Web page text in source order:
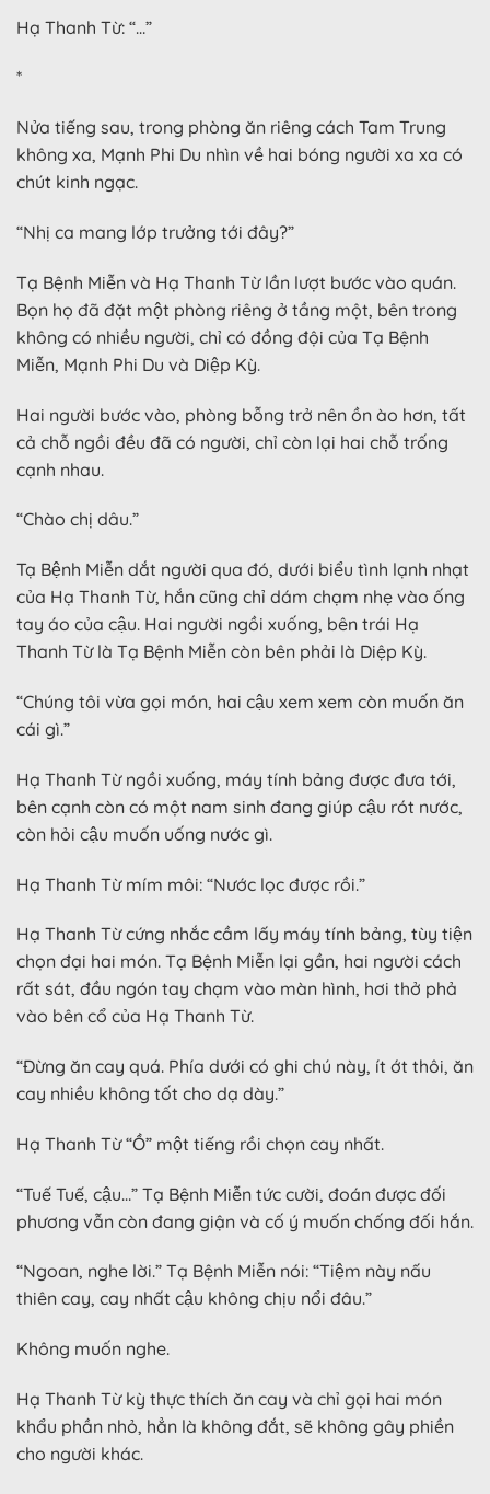
Hạ Thanh Từ: “…”
*
Nửa tiếng sau, trong phòng ăn riêng cách Tam Trung
không xa, Mạnh Phi Du nhìn về hai bóng người xa xa có
chút kinh ngạc.
“Nhị ca mang lớp trưởng tới đây?”
Tạ Bệnh Miễn và Hạ Thanh Từ lần lượt bước vào quán.
Bọn họ đã đặt một phòng riêng ở tầng một, bên trong
không có nhiều người, chỉ có đồng đội của Tạ Bệnh
Miễn, Mạnh Phi Du và Diệp Kỳ.
Hai người bước vào, phòng bỗng trở nên ồn ào hơn, tất
cả chỗ ngồi đều đã có người, chỉ còn lại hai chỗ trống
cạnh nhau.
“Chào chị dâu.”
Tạ Bệnh Miễn dắt người qua đó, dưới biểu tình lạnh nhạt
của Hạ Thanh Từ, hắn cũng chỉ dám chạm nhẹ vào ống
tay áo của cậu. Hai người ngồi xuống, bên trái Hạ
Thanh Từ là Tạ Bệnh Miễn còn bên phải là Diệp Kỳ.
“Chúng tôi vừa gọi món, hai cậu xem xem còn muốn ăn
cái gì.”
Hạ Thanh Từ ngồi xuống, máy tính bảng được đưa tới,
bên cạnh còn có một nam sinh đang giúp cậu rót nước,
còn hỏi cậu muốn uống nước gì.
Hạ Thanh Từ mím môi: “Nước lọc được rồi.”
Hạ Thanh Từ cứng nhắc cầm lấy máy tính bảng, tùy tiện
chọn đại hai món. Tạ Bệnh Miễn lại gần, hai người cách
rất sát, đầu ngón tay chạm vào màn hình, hơi thở phả
vào bên cổ của Hạ Thanh Từ.
“Đừng ăn cay quá. Phía dưới có ghi chú này, ít ớt thôi, ăn
cay nhiều không tốt cho dạ dày.”
Hạ Thanh Từ “Ồ” một tiếng rồi chọn cay nhất.
“Tuế Tuế, cậu…” Tạ Bệnh Miễn tức cười, đoán được đối
phương vẫn còn đang giận và cố ý muốn chống đối hắn.
“Ngoan, nghe lời.” Tạ Bệnh Miễn nói: “Tiệm này nấu
thiên cay, cay nhất cậu không chịu nổi đâu.”
Không muốn nghe.
Hạ Thanh Từ kỳ thực thích ăn cay và chỉ gọi hai món
khẩu phần nhỏ, hẳn là không đắt, sẽ không gây phiền
cho người khác.